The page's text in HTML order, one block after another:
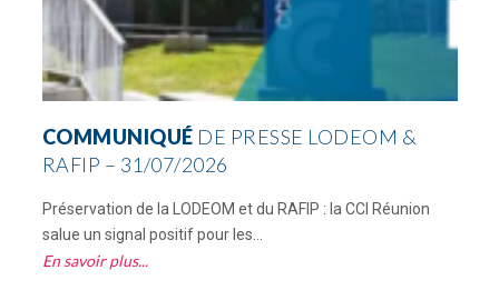
COMMUNIQUÉ DE PRESSE LODEOM &
RAFIP – 31/07/2026
Préservation de la LODEOM et du RAFIP : la CCI Réunion
salue un signal positif pour les...
En savoir plus